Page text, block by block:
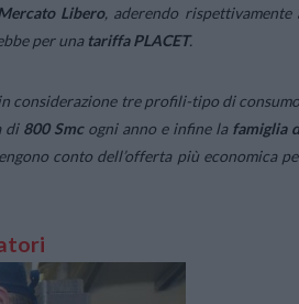
Libero, aderendo rispettivamente
per una tariffa PLACET.
considerazione tre profili-tipo di
di 800 Smcogni anno e infine la famiglia
conto dell’offerta più economica